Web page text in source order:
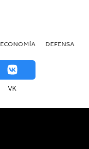
ECONOMÍA DEFENSA
VK